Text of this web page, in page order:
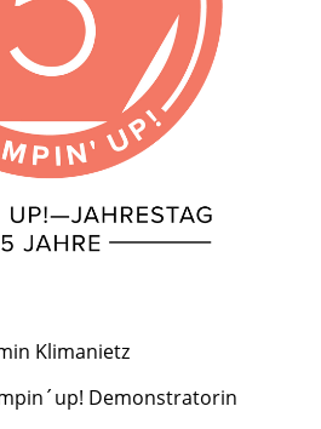
Klimanietz
Demonstratorin